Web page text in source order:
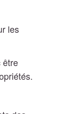
les
être